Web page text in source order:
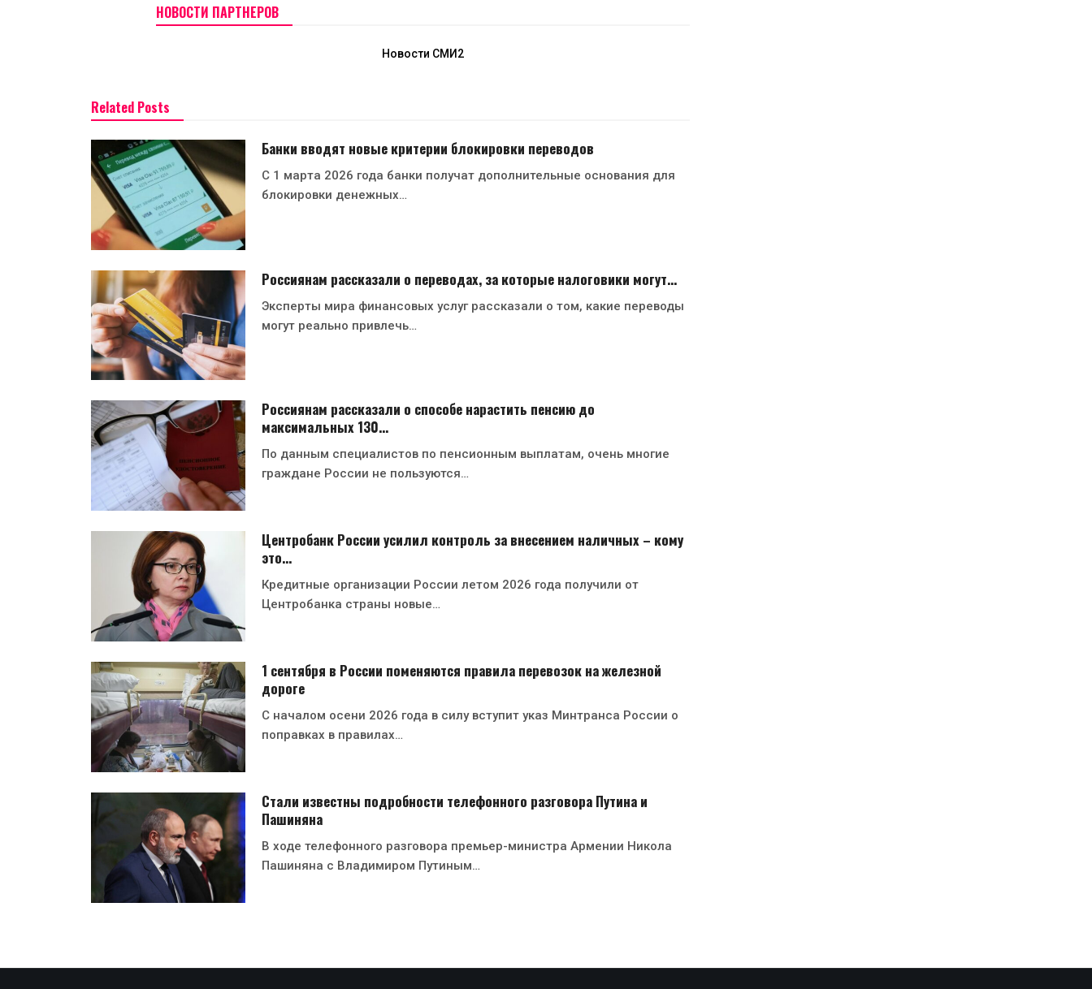
НОВОСТИ ПАРТНЕРОВ
Новости СМИ2
Related Posts
Банки вводят новые критерии блокировки переводов
С 1 марта 2026 года банки получат дополнительные основания для
блокировки денежных…
Россиянам рассказали о переводах, за которые налоговики могут…
Эксперты мира финансовых услуг рассказали о том, какие переводы
могут реально привлечь…
Россиянам рассказали о способе нарастить пенсию до
максимальных 130…
По данным специалистов по пенсионным выплатам, очень многие
граждане России не пользуются…
Центробанк России усилил контроль за внесением наличных – кому
это…
Кредитные организации России летом 2026 года получили от
Центробанка страны новые…
1 сентября в России поменяются правила перевозок на железной
дороге
С началом осени 2026 года в силу вступит указ Минтранса России о
поправках в правилах…
Стали известны подробности телефонного разговора Путина и
Пашиняна
В ходе телефонного разговора премьер-министра Армении Никола
Пашиняна с Владимиром Путиным…